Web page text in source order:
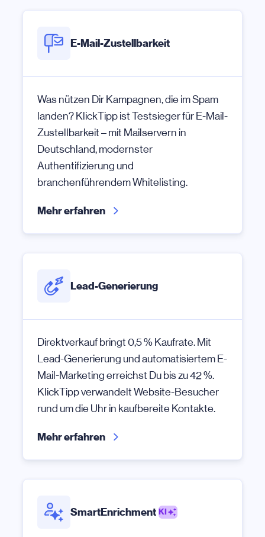
E-Mail-Zustellbarkeit
Was nützen Dir Kampagnen, die im Spam
landen? KlickTipp ist Testsieger für E-Mail-
Zustellbarkeit – mit Mailservern in
Deutschland, modernster
Authentifizierung und
branchenführendem Whitelisting.
Mehr erfahren
Lead-Generierung
Direktverkauf bringt 0,5 % Kaufrate. Mit
Lead-Generierung und automatisiertem E-
Mail-Marketing erreichst Du bis zu 42 %.
KlickTipp verwandelt Website-Besucher
rund um die Uhr in kaufbereite Kontakte.
Mehr erfahren
SmartEnrichment KI